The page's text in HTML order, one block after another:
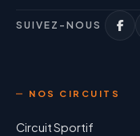
SUIVEZ-NOUS
NOS CIRCUITS
Circuit Sportif